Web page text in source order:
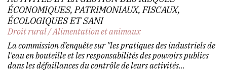
ÉCONOMIQUES, PATRIMONIAUX, FISCAUX,
ÉCOLOGIQUES ET SANI
Droit rural/Alimentation et animaux
La commission d’enquête sur "les pratiques des industriels de
l'eau en bouteille et les responsabilités des pouvoirs publics
dans les défaillances du contrôle de leurs activités...